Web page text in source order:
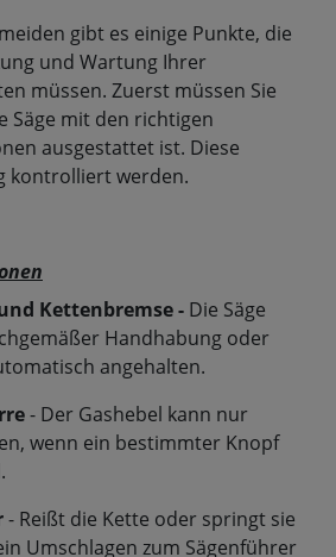
gibt es einige Punkte, die
und Wartung Ihrer
müssen. Zuerst müssen Sie
Säge mit den richtigen
ausgestattet ist. Diese
kontrolliert werden.
Kettenbremse - Die Säge
Handhabung oder
angehalten.
- Der Gashebel kann nur
wenn ein bestimmter Knopf
- Reißt die Kette oder springt sie
Umschlagen zum Sägenführer